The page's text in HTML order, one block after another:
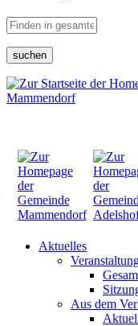
suchen
Aktuelles
Aus dem